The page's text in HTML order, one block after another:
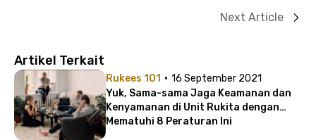
Next Article
Artikel Terkait
Rukees 101 · 16 September 2021
Yuk, Sama-sama Jaga Keamanan dan
Kenyamanan di Unit Rukita dengan
Mematuhi 8 Peraturan Ini